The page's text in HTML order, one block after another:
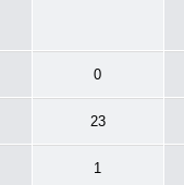
0
23
1